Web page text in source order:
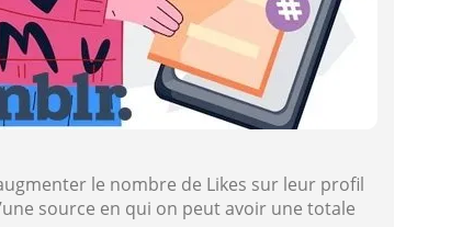
le nombre de Likes sur leur profil
source en qui on peut avoir une totale